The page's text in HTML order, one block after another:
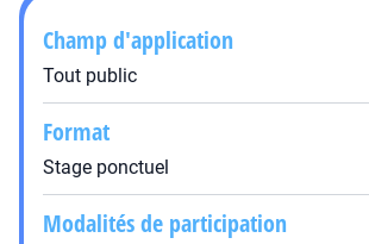
Champ d'application
Tout public
Format
Stage ponctuel
Modalités de participation